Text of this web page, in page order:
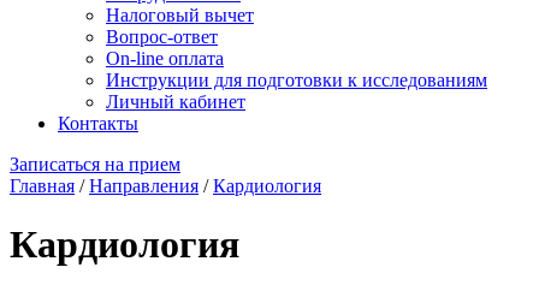
Налоговый вычет
Вопрос-ответ
On-line оплата
Инструкции для подготовки к исследованиям
Личный кабинет
Контакты
Записаться на прием
Главная /Направления /Кардиология
Кардиология